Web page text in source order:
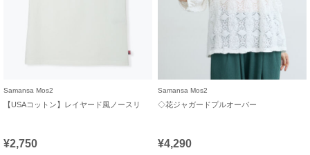
Samansa Mos2
【USAコットン】レイヤード風ノースリ
¥2,750
Samansa Mos2
◇花ジャガードプルオーバー
¥4,290